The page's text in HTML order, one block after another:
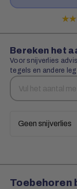
Bereken het
Voor snijverlies
tegels en andere
Aantal
vierkante
Snijverlies
Toebehoren